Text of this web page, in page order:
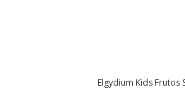
Elgydium Kids Frutos